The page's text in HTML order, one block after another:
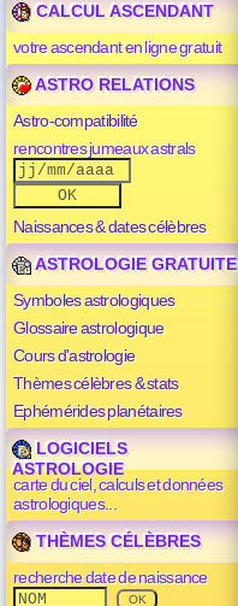
CALCUL ASCENDANT
votre ascendant en ligne gratuit
ASTRO RELATIONS
Astro-compatibilité
rencontres jumeaux astrals
Naissances & dates célèbres
ASTROLOGIE GRATUITE
Symboles astrologiques
Glossaire astrologique
Cours d'astrologie
Thèmes célèbres & stats
Ephémérides planétaires
LOGICIELS
ASTROLOGIE
carte du ciel, calculs et données
astrologiques...
THÈMES CÉLÈBRES
recherche date de naissance